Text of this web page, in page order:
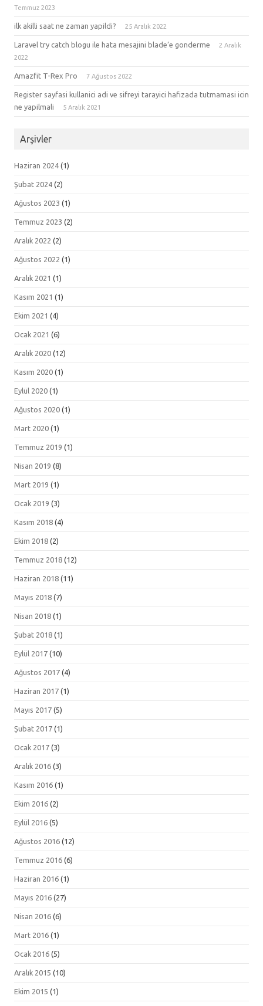
Temmuz 2023
ilk akilli saat ne zaman yapildi? 25 Aralık 2022
Laravel try catch blogu ile hata mesajini blade’e gonderme
2 Aralık
2022
Amazfit T-Rex Pro 7 Ağustos 2022
Register sayfasi kullanici adi ve sifreyi tarayici hafizada tutmamasi icin
ne yapilmali
5 Aralık 2021
Arşivler
Haziran 2024 (1)
Şubat 2024 (2)
Ağustos 2023 (1)
Temmuz 2023 (2)
Aralık 2022 (2)
Ağustos 2022 (1)
Aralık 2021 (1)
Kasım 2021 (1)
Ekim 2021 (4)
Ocak 2021 (6)
Aralık 2020 (12)
Kasım 2020 (1)
Eylül 2020 (1)
Ağustos 2020 (1)
Mart 2020 (1)
Temmuz 2019 (1)
Nisan 2019 (8)
Mart 2019 (1)
Ocak 2019 (3)
Kasım 2018 (4)
Ekim 2018 (2)
Temmuz 2018 (12)
Haziran 2018 (11)
Mayıs 2018 (7)
Nisan 2018 (1)
Şubat 2018 (1)
Eylül 2017 (10)
Ağustos 2017 (4)
Haziran 2017 (1)
Mayıs 2017 (5)
Şubat 2017 (1)
Ocak 2017 (3)
Aralık 2016 (3)
Kasım 2016 (1)
Ekim 2016 (2)
Eylül 2016 (5)
Ağustos 2016 (12)
Temmuz 2016 (6)
Haziran 2016 (1)
Mayıs 2016 (27)
Nisan 2016 (6)
Mart 2016 (1)
Ocak 2016 (5)
Aralık 2015 (10)
Ekim 2015 (1)